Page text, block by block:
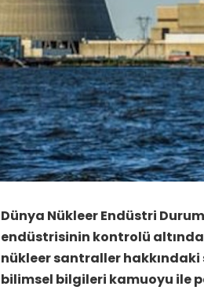
Dünya Nükleer Endüstri
endüstrisinin kontrolü
nükleer santraller
bilimsel bilgileri kamuoyu ile